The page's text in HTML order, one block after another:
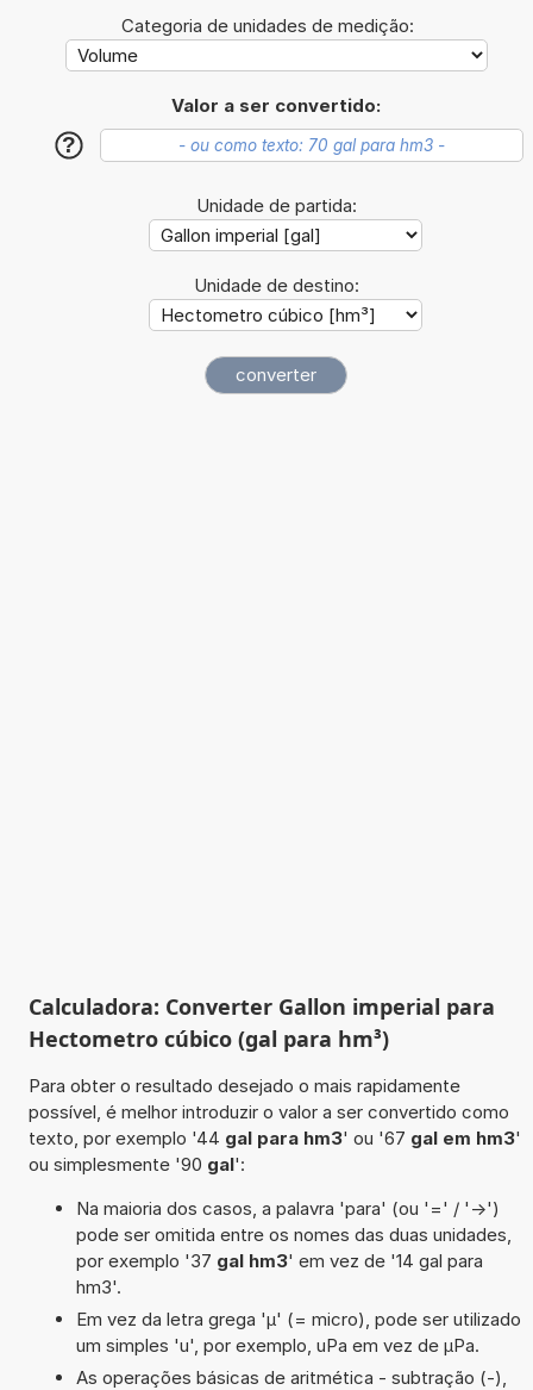
Categoria de unidades de medição:
Valor a ser convertido:
?
Unidade de partida:
Unidade de destino:
Calculadora: Converter Gallon imperial para
Hectometro cúbico (gal para hm³)
Para obter o resultado desejado o mais rapidamente
possível, é melhor introduzir o valor a ser convertido como
texto, por exemplo '44 gal para hm3' ou '67 gal em hm3'
ou simplesmente '90 gal':
Na maioria dos casos, a palavra 'para' (ou '=' / '->')
pode ser omitida entre os nomes das duas unidades,
por exemplo '37 gal hm3' em vez de '14 gal para
hm3'.
Em vez da letra grega 'µ' (= micro), pode ser utilizado
um simples 'u', por exemplo, uPa em vez de µPa.
As operações básicas de aritmética - subtração (-),